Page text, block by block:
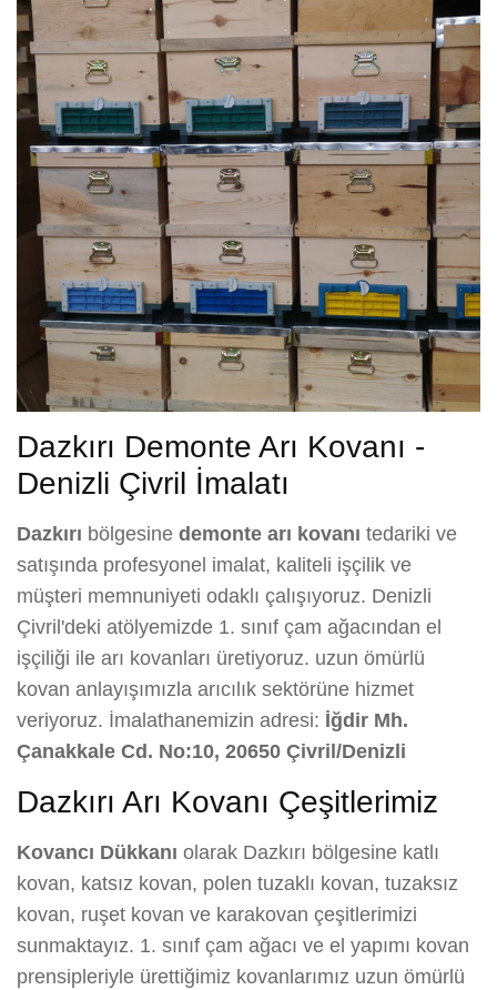
Dazkırı Demonte Arı Kovanı -
Denizli Çivril İmalatı
Dazkırı bölgesine demonte arı kovanı tedariki ve
satışında profesyonel imalat, kaliteli işçilik ve
müşteri memnuniyeti odaklı çalışıyoruz. Denizli
Çivril'deki atölyemizde 1. sınıf çam ağacından el
işçiliği ile arı kovanları üretiyoruz. uzun ömürlü
kovan anlayışımızla arıcılık sektörüne hizmet
veriyoruz. İmalathanemizin adresi: İğdir Mh.
Çanakkale Cd. No:10, 20650 Çivril/Denizli
Dazkırı Arı Kovanı Çeşitlerimiz
Kovancı Dükkanı olarak Dazkırı bölgesine katlı
kovan, katsız kovan, polen tuzaklı kovan, tuzaksız
kovan, ruşet kovan ve karakovan çeşitlerimizi
sunmaktayız. 1. sınıf çam ağacı ve el yapımı kovan
prensipleriyle ürettiğimiz kovanlarımız uzun ömürlü